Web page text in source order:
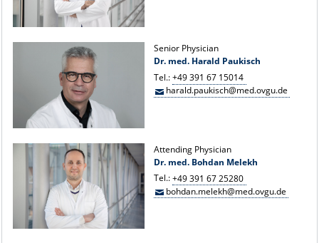
Senior Physician
Dr. med. Harald Paukisch
Tel.:+49 391 67 15014
harald.paukisch@med.ovgu.de
Attending Physician
Dr. med. Bohdan Melekh
Tel.:+49 391 67 25280
bohdan.melekh@med.ovgu.de